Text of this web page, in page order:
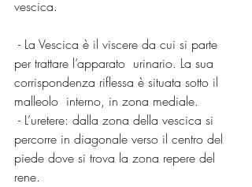
vescica.
per trattare l’apparato  urinario. La sua
corrispondenza riflessa è situata sotto il
malleolo  interno, in zona mediale.
percorre in diagonale verso il centro del
piede dove si trova la zona repere del
rene.